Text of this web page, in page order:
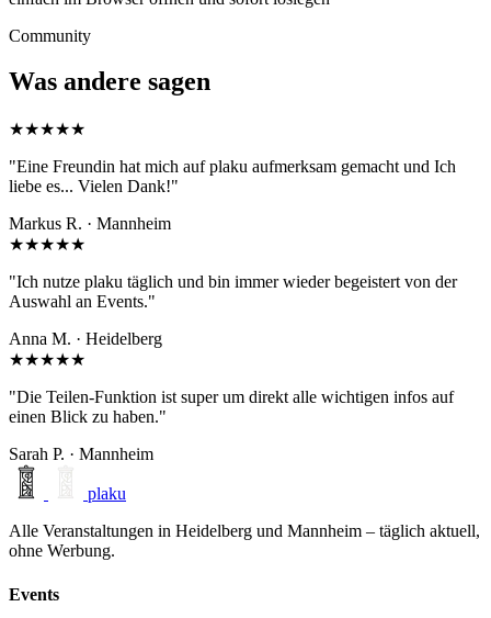
Community
Was andere sagen
★★★★★
"Eine Freundin hat mich auf plaku aufmerksam gemacht und Ich
liebe es... Vielen Dank!"
Markus R. · Mannheim
★★★★★
"Ich nutze plaku täglich und bin immer wieder begeistert von der
Auswahl an Events."
Anna M. · Heidelberg
★★★★★
"Die Teilen-Funktion ist super um direkt alle wichtigen infos auf
einen Blick zu haben."
Sarah P. · Mannheim
plaku
Alle Veranstaltungen in Heidelberg und Mannheim – täglich aktuell,
ohne Werbung.
Events